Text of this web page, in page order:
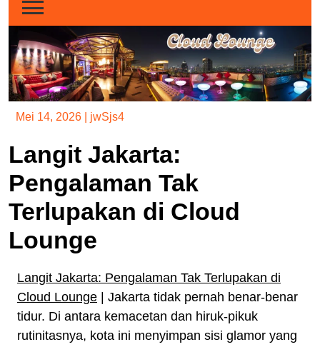
Mei 14, 2026 jwSjs4
Langit Jakarta:
Pengalaman Tak
Terlupakan di Cloud
Lounge
Langit Jakarta: Pengalaman Tak Terlupakan di
Cloud Lounge | Jakarta tidak pernah benar-benar
tidur. Di antara kemacetan dan hiruk-pikuk
rutinitasnya, kota ini menyimpan sisi glamor yang